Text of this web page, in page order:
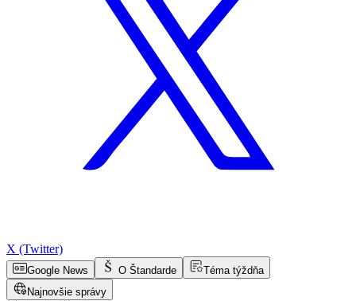
X (Twitter)
Google News O Štandarde
Téma týždňa
Najnovšie správy